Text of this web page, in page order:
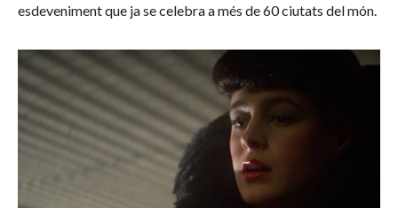
esdeveniment que ja se celebra a més de 60 ciutats del món.